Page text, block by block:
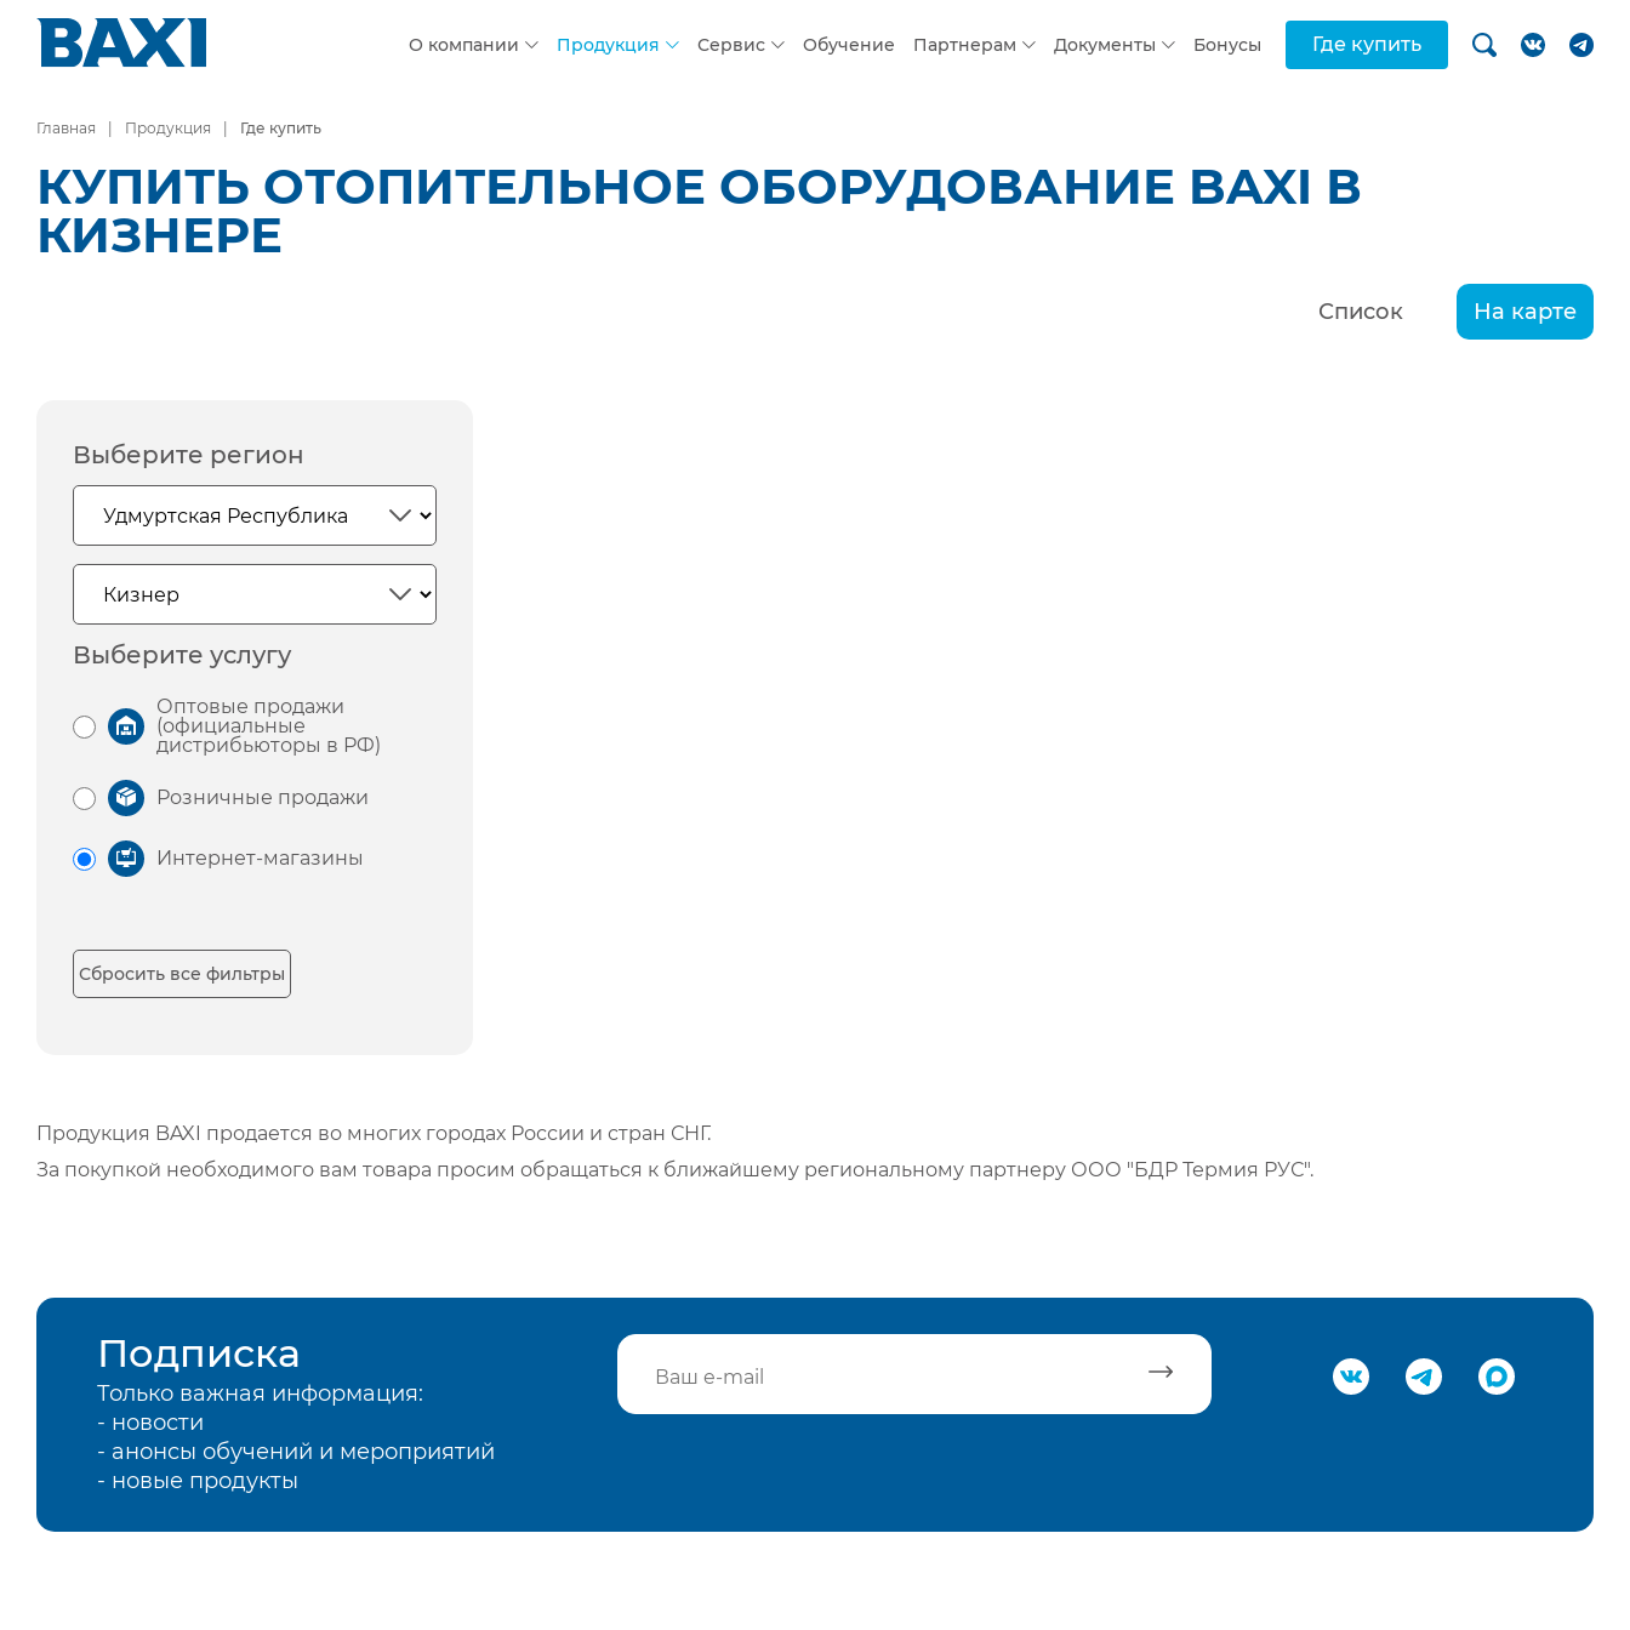
О компании Продукция Сервис Обучение Партнерам Документы Бонусы Где купить
Главная Продукция Где купить
КУПИТЬ ОТОПИТЕЛЬНОЕ ОБОРУДОВАНИЕ BAXI В
КИЗНЕРЕ
Список На карте
Выберите регион
Выберите услугу
Оптовые продажи
(официальные
дистрибьюторы в РФ)
Розничные продажи
Интернет-магазины
Сбросить все фильтры
Продукция BAXI продается во многих городах России и стран СНГ.
За покупкой необходимого вам товара просим обращаться к ближайшему региональному партнеру ООО "БДР Термия РУС".
Подписка
Только важная информация:
- новости
- анонсы обучений и мероприятий
- новые продукты